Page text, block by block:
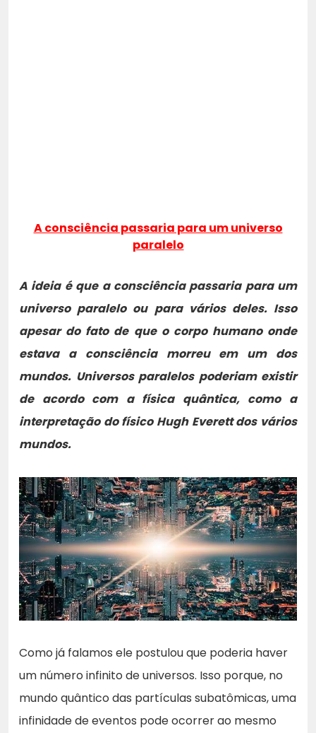
A consciência passaria para um universo
paralelo
A ideia é que a consciência passaria para um
universo paralelo ou para vários deles. Isso
apesar do fato de que o corpo humano onde
estava a consciência morreu em um dos
mundos. Universos paralelos poderiam existir
de acordo com a física quântica, como a
interpretação do físico Hugh Everett dos vários
mundos.
Como já falamos ele postulou que poderia haver
um número infinito de universos. Isso porque, no
mundo quântico das partículas subatômicas, uma
infinidade de eventos pode ocorrer ao mesmo